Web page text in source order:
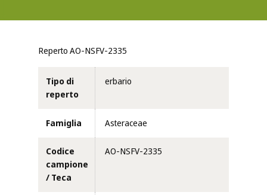
Reperto AO-NSFV-2335
Tipo di
reperto
erbario
Famiglia Asteraceae
Codice
campione
/ Teca
AO-NSFV-2335